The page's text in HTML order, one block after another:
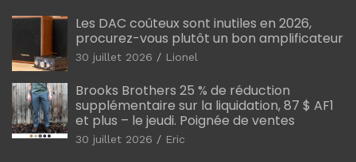
Les DAC coûteux sont inutiles en 2026,
procurez-vous plutôt un bon amplificateur
30 juillet 2026 Lionel
Brooks Brothers 25 % de réduction
supplémentaire sur la liquidation, 87 $ AF1
et plus – le jeudi. Poignée de ventes
30 juillet 2026 Eric